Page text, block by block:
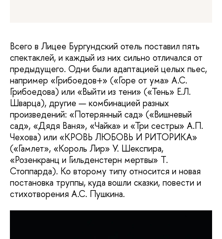
Всего в Лицее Бургундский отель поставил пять
спектаклей, и каждый из них сильно отличался от
предыдущего. Одни были адаптацией целых пьес,
например «Грибоедов+» («Горе от ума» А.С.
Грибоедова) или «Выйти из тени» («Тень» Е.Л.
Шварца), другие — комбинацией разных
произведений: «Потерянный сад» («Вишневый
сад», «Дядя Ваня», «Чайка» и «Три сестры» А.П.
Чехова) или «КРОВЬ ЛЮБОВЬ И РИТОРИКА»
(«Гамлет», «Король Лир» У. Шекспира,
«Розенкранц и Гильденстерн мертвы» Т.
Стоппарда). Ко второму типу относится и новая
постановка труппы, куда вошли сказки, повести и
стихотворения А.С. Пушкина.